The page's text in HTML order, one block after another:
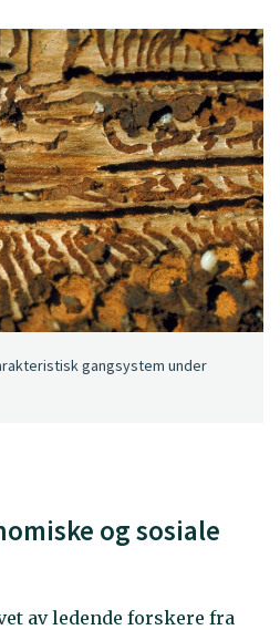
gangsystem under
og sosiale
av ledende forskere fra